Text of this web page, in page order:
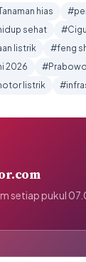
hias
sehat
listrik
#feng
2026
listrik
setiap pukul